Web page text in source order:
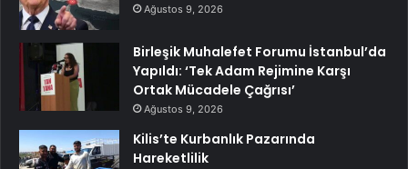
Ağustos 9, 2026
Birleşik Muhalefet Forumu İstanbul’da
Yapıldı: ‘Tek Adam Rejimine Karşı
Ortak Mücadele Çağrısı’
Ağustos 9, 2026
Kilis’te Kurbanlık Pazarında
Hareketlilik